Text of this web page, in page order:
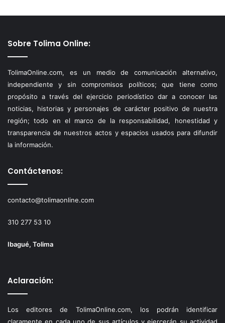
Sobre Tolima Online:
TolimaOnline.com, es un medio de comunicación alternativo,
independiente y sin compromisos políticos; que tiene como
propósito a través del ejercicio periodístico dar a conocer las
noticias, historias y personajes de carácter positivo de nuestra
región; todo en el marco de la responsabilidad, honestidad y
transparencia de nuestros actos y espacios usados para difundir
la información.
Contáctenos:
contacto@tolimaonline.com
310 277 53 10
Ibagué, Tolima
Aclaración:
Los editores de TolimaOnline.com, los podrán identificar
claramente en cada uno de sus artículos y ejercerán su actividad